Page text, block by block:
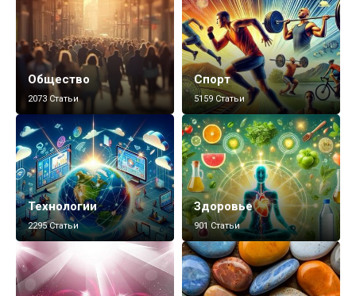
Общество
2073 Статьи
Спорт
5159 Статьи
Технологии
2295 Статьи
Здоровье
901 Статьи